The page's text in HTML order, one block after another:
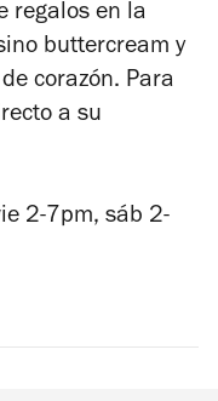
regalos en la
buttercream y
corazón. Para
a su
2-7pm, sáb 2-